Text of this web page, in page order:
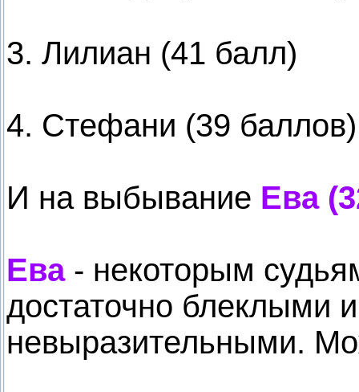
3. Лилиан (41 балл)
4. Стефани (39 баллов)
И на выбывание Ева
Ева- некоторым
достаточно блеклыми
невыразительными.